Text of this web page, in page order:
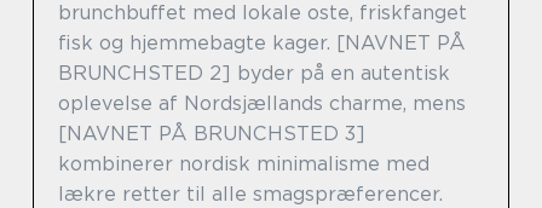
brunchbuffet med lokale oste, friskfanget
fisk og hjemmebagte kager. [NAVNET PÅ
BRUNCHSTED 2] byder på en autentisk
oplevelse af Nordsjællands charme, mens
[NAVNET PÅ BRUNCHSTED 3]
kombinerer nordisk minimalisme med
lækre retter til alle smagspræferencer.